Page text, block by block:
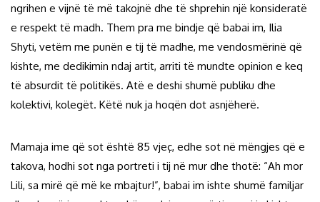
ngrihen e vijnë të më takojnë dhe të shprehin një konsideratë
e respekt të madh. Them pra me bindje që babai im, Ilia
Shyti, vetëm me punën e tij të madhe, me vendosmërinë që
kishte, me dedikimin ndaj artit, arriti të mundte opinion e keq
të absurdit të politikës. Atë e deshi shumë publiku dhe
kolektivi, kolegët. Këtë nuk ja hoqën dot asnjëherë.
Mamaja ime që sot është 85 vjeç, edhe sot në mëngjes që e
takova, hodhi sot nga portreti i tij në mur dhe thotë: “Ah mor
Lili, sa mirë që më ke mbajtur!”, babai im ishte shumë familjar